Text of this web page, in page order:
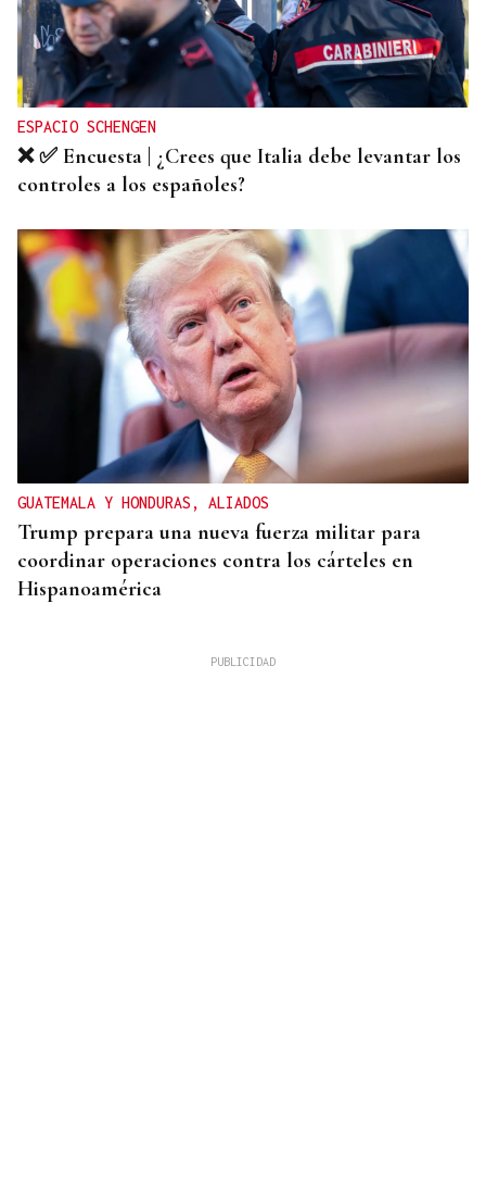
ESPACIO SCHENGEN
❌ ✅ Encuesta | ¿Crees que Italia debe levantar los
controles a los españoles?
GUATEMALA Y HONDURAS, ALIADOS
Trump prepara una nueva fuerza militar para
coordinar operaciones contra los cárteles en
Hispanoamérica